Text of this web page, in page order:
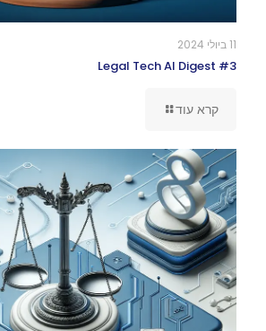
11 ביולי 2024
Legal Tech AI Digest #3
קרא עוד